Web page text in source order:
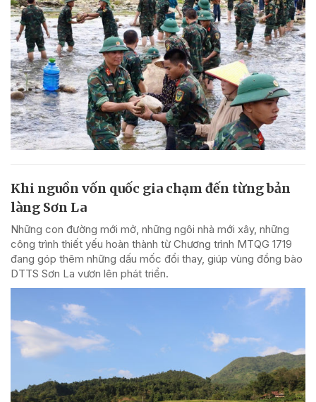
Khi nguồn vốn quốc gia chạm đến từng bản
làng Sơn La
Những con đường mới mở, những ngôi nhà mới xây, những
công trình thiết yếu hoàn thành từ Chương trình MTQG 1719
đang góp thêm những dấu mốc đổi thay, giúp vùng đồng bào
DTTS Sơn La vươn lên phát triển.